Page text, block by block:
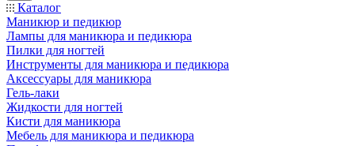
Каталог
Маникюр и педикюр
Лампы для маникюра и педикюра
Пилки для ногтей
Инструменты для маникюра и педикюра
Аксессуары для маникюра
Гель-лаки
Жидкости для ногтей
Кисти для маникюра
Мебель для маникюра и педикюра